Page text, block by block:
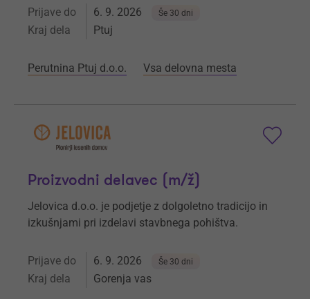
Prijave do 6. 9. 2026 Še 30 dni
Kraj dela Ptuj
Perutnina Ptuj d.o.o. Vsa delovna mesta
Proizvodni delavec (m/ž)
Jelovica d.o.o. je podjetje z dolgoletno tradicijo in
izkušnjami pri izdelavi stavbnega pohištva.
Prijave do 6. 9. 2026 Še 30 dni
Kraj dela Gorenja vas